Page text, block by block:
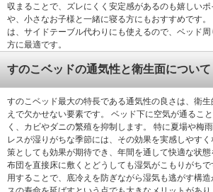
収まることで、ズレにくく安定感があるのも嬉しい
や、小さなお子様と一緒に寝る方にもおすすめです
は、サイドテーブル代わりにも使えるので、ベッド
方に最適です。
すのこベッドの通気性と衛生面について
すのこベッド最大の特長である通気性の良さは、衛
えで欠かせない要素です。 ベッド下に空気が通るこ
く、カビやダニの繁殖を抑制します。 特に夏場や梅
レスが湿りがちな季節には、その効果を実感しやす
策としても効果が期待でき、年間を通して快適な状態
布団を直接床に敷くとどうしても湿気がこもりがち
用することで、底冷えを防ぎながら湿気も逃がす構